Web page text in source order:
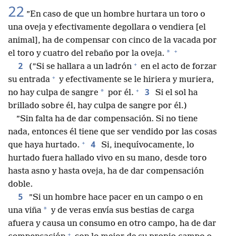
22 ”En caso de que un hombre hurtara un toro o
una oveja y efectivamente degollara o vendiera [el
animal], ha de compensar con cinco de la vacada por
el toro y cuatro del rebaño por la oveja. * +
2 (”Si se hallara a un ladrón + en el acto de forzar
su entrada + y efectivamente se le hiriera y muriera,
no hay culpa de sangre * por él. + 3
Si el sol ha
brillado sobre él, hay culpa de sangre por él.)
”Sin falta ha de dar compensación. Si no tiene
nada, entonces él tiene que ser vendido por las cosas
que haya hurtado. + 4
Si, inequívocamente, lo
hurtado fuera hallado vivo en su mano, desde toro
hasta asno y hasta oveja, ha de dar compensación
doble.
5
”Si un hombre hace pacer en un campo o en
una viña * y de veras envía sus bestias de carga
afuera y causa un consumo en otro campo, ha de dar
+